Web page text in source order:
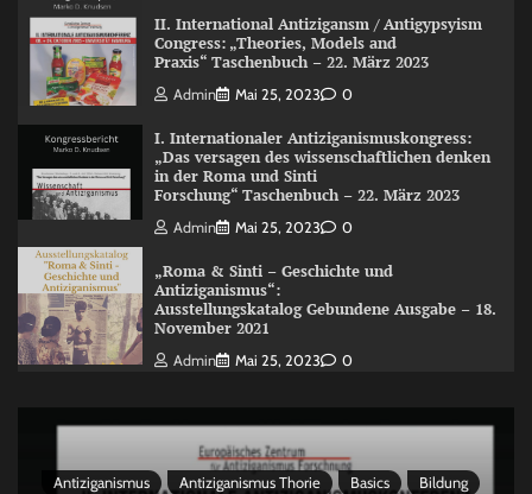
II. International Antizigansm / Antigypsyism
Congress: „Theories, Models and
Praxis“ Taschenbuch – 22. März 2023
Admin Mai 25, 2023 0
I. Internationaler Antiziganismuskongress:
„Das versagen des wissenschaftlichen denken
in der Roma und Sinti
Forschung“ Taschenbuch – 22. März 2023
Admin Mai 25, 2023 0
„Roma & Sinti – Geschichte und
Antiziganismus“:
Ausstellungskatalog Gebundene Ausgabe – 18.
November 2021
Admin Mai 25, 2023 0
Antiziganismus Antiziganismus Thorie Basics
Bildung